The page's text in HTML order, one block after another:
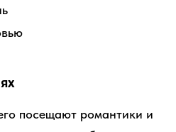
посещают романтики и